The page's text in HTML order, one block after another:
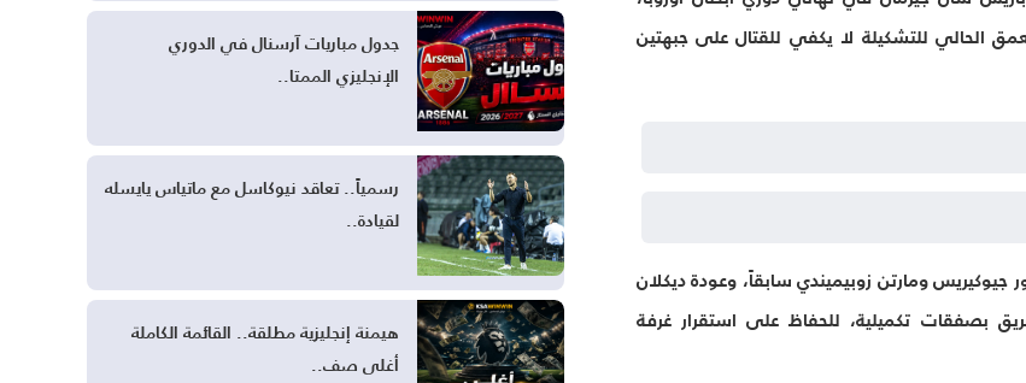
الحالي للتشكيلة لا يكفي للقتال على جبهتين
جيوكيريس ومارتن زوبيميندي سابقاً، وعودة ديكلان
بصفقات تكميلية، للحفاظ على استقرار غرفة
جدول مباريات آرسنال في الدوري
الإنجليزي الممتا..
رسمياً.. تعاقد نيوكاسل مع ماتياس يايسله
لقيادة..
هيمنة إنجليزية مطلقة.. القائمة الكاملة
أغلى صف..